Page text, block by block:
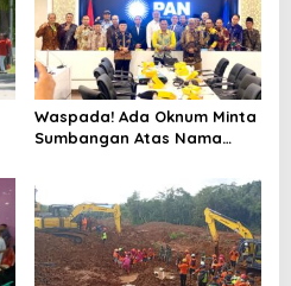
Waspada! Ada Oknum Minta
Sumbangan Atas Nama